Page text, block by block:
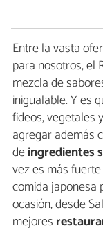
Entre la vasta
para nosotros, el
mezcla de
inigualable. Y es
fideos, vegetales
agregar además
deingredientes
vez es más
comida japonesa
ocasión, desde
mejores